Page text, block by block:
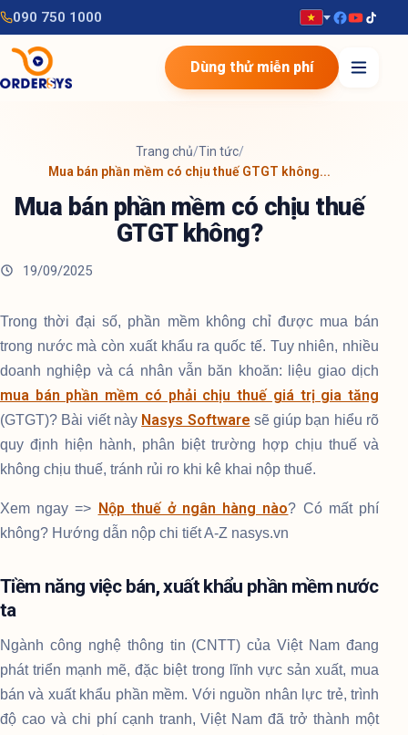
090 750 1000
Dùng thử miễn phí
Trang chủ/Tin tức/
Mua bán phần mềm có chịu thuế GTGT không...
Mua bán phần mềm có chịu thuế
GTGT không?
19/09/2025
Trong thời đại số, phần mềm không chỉ được mua bán
trong nước mà còn xuất khẩu ra quốc tế. Tuy nhiên, nhiều
doanh nghiệp và cá nhân vẫn băn khoăn: liệu giao dịch
mua bán phần mềm có phải chịu thuế giá trị gia tăng
(GTGT)? Bài viết này Nasys Software sẽ giúp bạn hiểu rõ
quy định hiện hành, phân biệt trường hợp chịu thuế và
không chịu thuế, tránh rủi ro khi kê khai nộp thuế.
Xem ngay => Nộp thuế ở ngân hàng nào? Có mất phí
không? Hướng dẫn nộp chi tiết A-Z nasys.vn
Tiềm năng việc bán, xuất khẩu phần mềm nước
ta
Ngành công nghệ thông tin (CNTT) của Việt Nam đang
phát triển mạnh mẽ, đặc biệt trong lĩnh vực sản xuất, mua
bán và xuất khẩu phần mềm. Với nguồn nhân lực trẻ, trình
độ cao và chi phí cạnh tranh, Việt Nam đã trở thành một